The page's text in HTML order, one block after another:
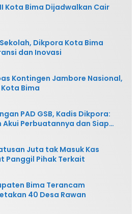
Kota Bima Dijadwalkan Cair
Dikpora Kota Bima
dan Inovasi
Kontingen Jambore Nasional,
Bima
PAD GSB, Kadis Dikpora:
Perbuatannya dan Siap
Juta tak Masuk Kas
Panggil Pihak Terkait
Bima Terancam
40 Desa Rawan